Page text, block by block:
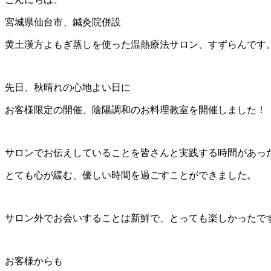
宮城県仙台市、鍼灸院併設
黄土漢方よもぎ蒸しを使った温熱療法サロン、すずらんです。
先日、秋晴れの心地よい日に
お客様限定の開催、陰陽調和のお料理教室を開催しました！
サロンでお伝えしていることを皆さんと実践する時間があっ
とても心が緩む、優しい時間を過ごすことができました。
サロン外でお会いすることは新鮮で、とっても楽しかったで
お客様からも